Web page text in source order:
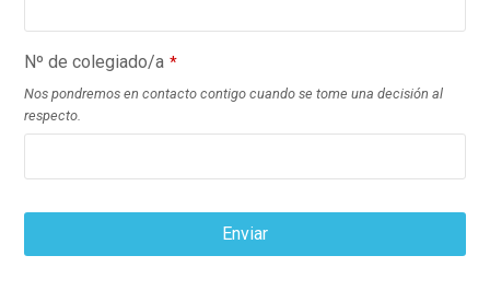
Nº de colegiado/a *
Nos pondremos en contacto contigo cuando se tome una decisión al
respecto.
Enviar